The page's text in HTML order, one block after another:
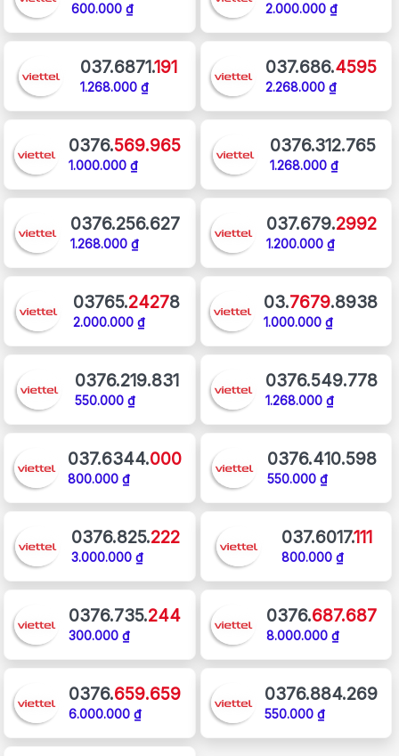
600.000 ₫ 2.000.000 ₫
037.6871.191
1.268.000 ₫
037.686.4595
2.268.000 ₫
0376.569.965
1.000.000 ₫
0376.312.765
1.268.000 ₫
0376.256.627
1.268.000 ₫
037.679.2992
1.200.000 ₫
03765.24278
2.000.000 ₫
03.7679.8938
1.000.000 ₫
0376.219.831
550.000 ₫
0376.549.778
1.268.000 ₫
037.6344.000
800.000 ₫
0376.410.598
550.000 ₫
0376.825.222
3.000.000 ₫
037.6017.111
800.000 ₫
0376.735.244
300.000 ₫
0376.687.687
8.000.000 ₫
0376.659.659
6.000.000 ₫
0376.884.269
550.000 ₫